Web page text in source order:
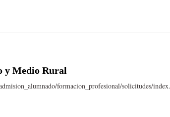
y Medio Rural
formacion_profesional/solicitudes/